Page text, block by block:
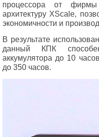
процессора от
архитектуру XScale,
экономичности и
В результате
данный КПК
аккумулятора до 10
до 350 часов.